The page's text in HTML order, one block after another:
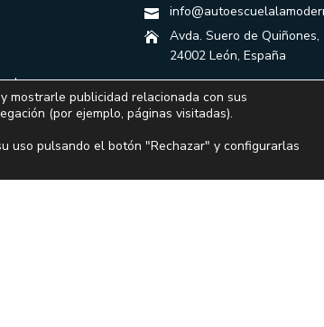
de
Avda. Suero de Quiñones,
24002 León, España
mostrarle publicidad relacionada con sus
(por ejemplo, páginas visitadas).
uso pulsando el botón "Rechazar" y configurarlas